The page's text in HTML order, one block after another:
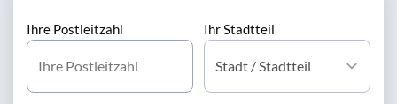
Ihre Postleitzahl Ihr Stadtteil